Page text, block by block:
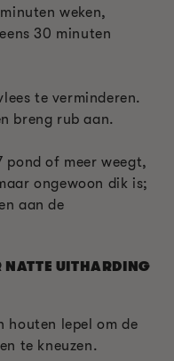
weken,
30 minuten
te verminderen.
breng rub aan.
pond of meer weegt,
ongewoon dik is;
aan de
NATTE UITHARDING
houten lepel om de
te kneuzen.